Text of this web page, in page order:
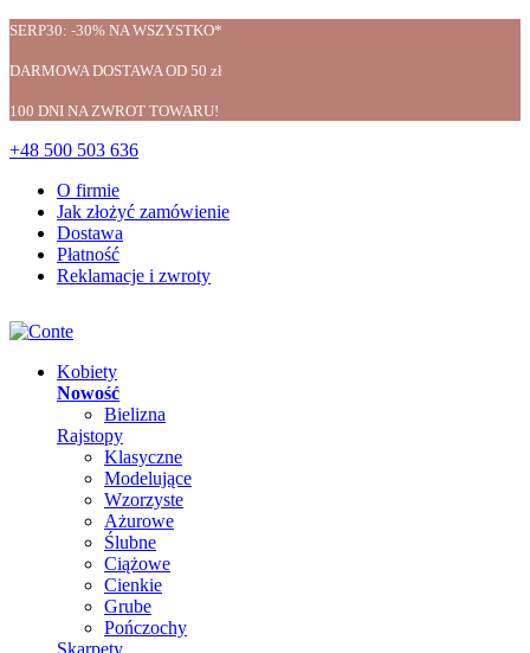
SERP30: -30% NA WSZYSTKO*
DARMOWA DOSTAWA OD 50 zł
100 DNI NA ZWROT TOWARU!
+48 500 503 636
O firmie
Jak złożyć zamówienie
Dostawa
Płatność
Reklamacje i zwroty
Kobiety
Nowość
Bielizna
Rajstopy
Klasyczne
Modelujące
Wzorzyste
Ażurowe
Ślubne
Ciążowe
Cienkie
Grube
Pończochy
Skarpety